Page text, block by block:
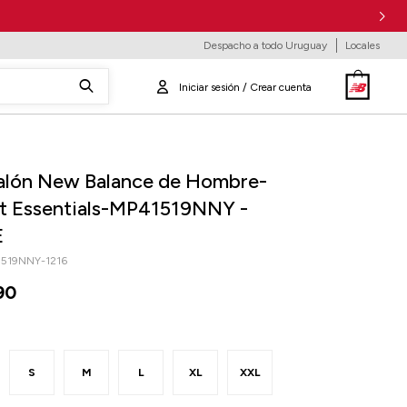
Despacho a todo Uruguay Locales
New Balance de Hombre-
Essentials-MP41519NNY -
1216
S M L XL XXL